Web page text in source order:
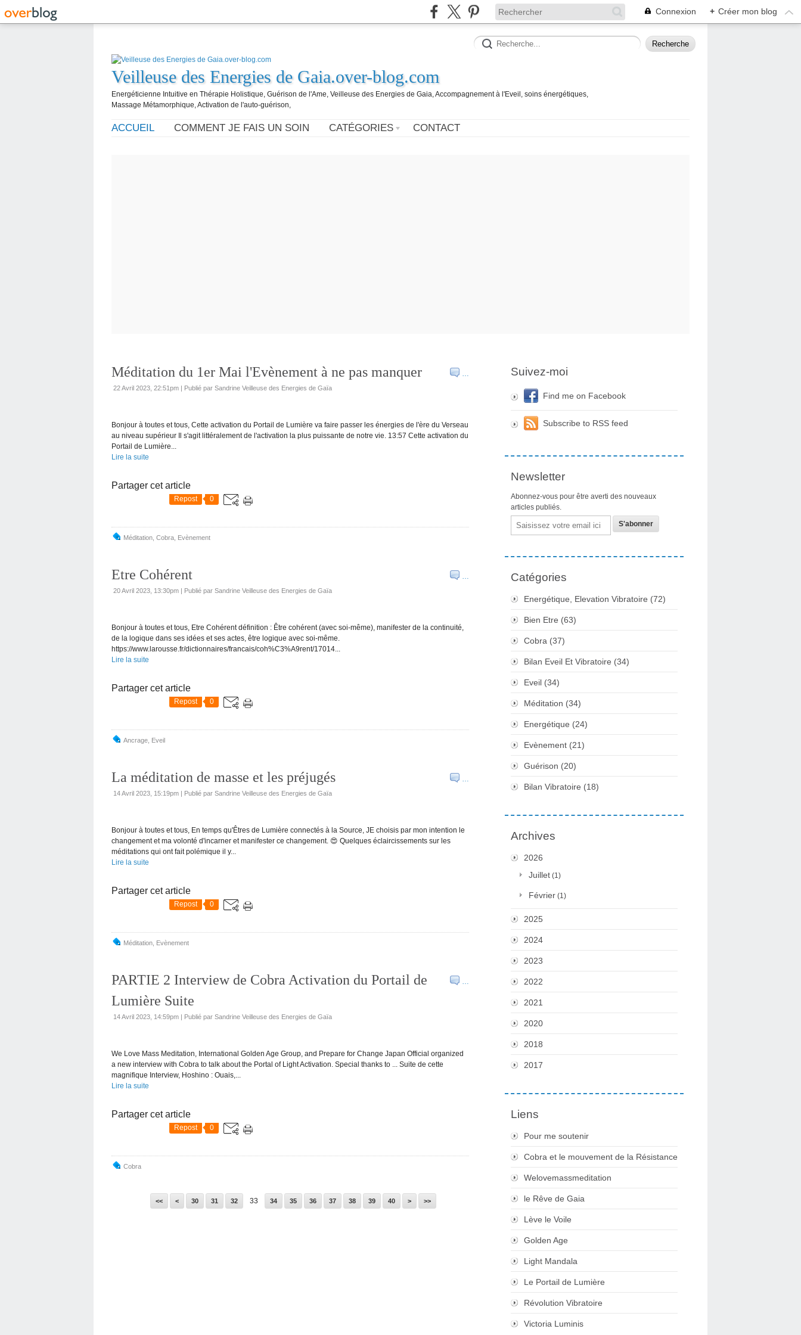
Connexion + Créer mon blog
Veilleuse des Energies de Gaia.over-blog.com
Energéticienne Intuitive en Thérapie Holistique, Guérison de l'Ame, Veilleuse des Energies de Gaia, Accompagnement à l'Eveil, soins énergétiques,
Massage Métamorphique, Activation de l'auto-guérison,
ACCUEIL COMMENT JE FAIS UN SOIN CATÉGORIES CONTACT
…
Méditation du 1er Mai l'Evènement à ne pas manquer
22 Avril 2023, 22:51pm | Publié par Sandrine Veilleuse des Energies de Gaïa
Bonjour à toutes et tous, Cette activation du Portail de Lumière va faire passer les énergies de l'ère du Verseau
au niveau supérieur Il s'agit littéralement de l'activation la plus puissante de notre vie. 13:57 Cette activation du
Portail de Lumière...
Lire la suite
Partager cet article
Repost 0
Méditation Cobra Evènement
…
Etre Cohérent
20 Avril 2023, 13:30pm | Publié par Sandrine Veilleuse des Energies de Gaïa
Bonjour à toutes et tous, Etre Cohérent définition : Être cohérent (avec soi-même), manifester de la continuité,
de la logique dans ses idées et ses actes, être logique avec soi-même.
https://www.larousse.fr/dictionnaires/francais/coh%C3%A9rent/17014...
Lire la suite
Partager cet article
Repost 0
Ancrage Eveil
…
La méditation de masse et les préjugés
14 Avril 2023, 15:19pm | Publié par Sandrine Veilleuse des Energies de Gaïa
Bonjour à toutes et tous, En temps qu'Êtres de Lumière connectés à la Source, JE choisis par mon intention le
changement et ma volonté d'incarner et manifester ce changement. 😍 Quelques éclaircissements sur les
méditations qui ont fait polémique il y...
Lire la suite
Partager cet article
Repost 0
Méditation Evènement
…
PARTIE 2 Interview de Cobra Activation du Portail de
Lumière Suite
14 Avril 2023, 14:59pm | Publié par Sandrine Veilleuse des Energies de Gaïa
We Love Mass Meditation, International Golden Age Group, and Prepare for Change Japan Official organized
a new interview with Cobra to talk about the Portal of Light Activation. Special thanks to ... Suite de cette
magnifique Interview, Hoshino : Ouais,...
Lire la suite
Partager cet article
Repost 0
Cobra
<< < 10
20
30 31 32 33 34 35 36 37 38 39 40 50
60
> >>
Suivez-moi
Find me on Facebook
Subscribe to RSS feed
Newsletter
Abonnez-vous pour être averti des nouveaux
articles publiés.
Email
Catégories
Energétique, Elevation Vibratoire (72)
Bien Etre (63)
Cobra (37)
Bilan Eveil Et Vibratoire (34)
Eveil (34)
Méditation (34)
Energétique (24)
Evènement (21)
Guérison (20)
Bilan Vibratoire (18)
Archives
2026
Juillet (1)
Février (1)
2025
2024
2023
2022
2021
2020
2018
2017
Liens
Pour me soutenir
Cobra et le mouvement de la Résistance
Welovemassmeditation
le Rêve de Gaia
Lève le Voile
Golden Age
Light Mandala
Le Portail de Lumière
Révolution Vibratoire
Victoria Luminis